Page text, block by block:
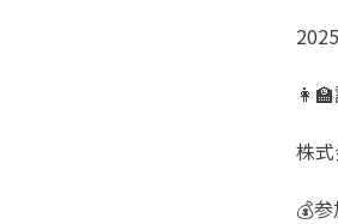
株
💰